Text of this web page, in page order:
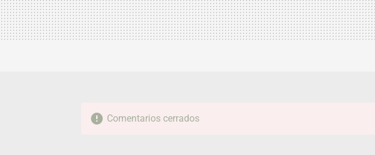
Comentarios cerrados